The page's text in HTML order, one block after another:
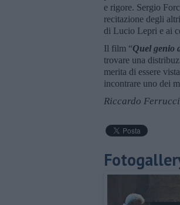
e rigore. Sergio
recitazione degli
di Lucio Lepri e ai
Il film “Quel genio
trovare una
merita di essere
incontrare uno dei
Riccardo Ferrucci